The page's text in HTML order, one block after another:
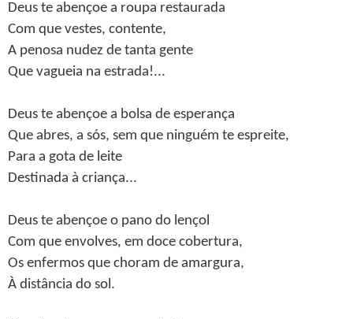
Deus te abençoe a roupa restaurada
Com que vestes, contente,
A penosa nudez de tanta gente
Que vagueia na estrada!...
Deus te abençoe a bolsa de esperança
Que abres, a sós, sem que ninguém te espreite,
Para a gota de leite
Destinada à criança...
Deus te abençoe o pano do lençol
Com que envolves, em doce cobertura,
Os enfermos que choram de amargura,
À distância do sol.